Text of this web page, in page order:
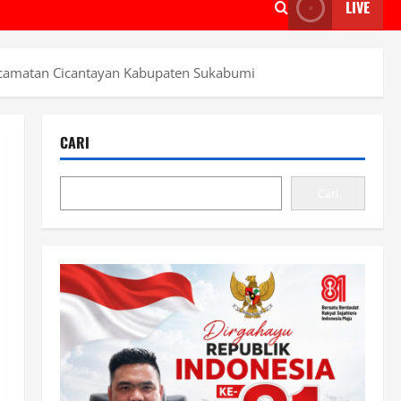
LIVE
Cicantayan Kabupaten Sukabumi
CARI